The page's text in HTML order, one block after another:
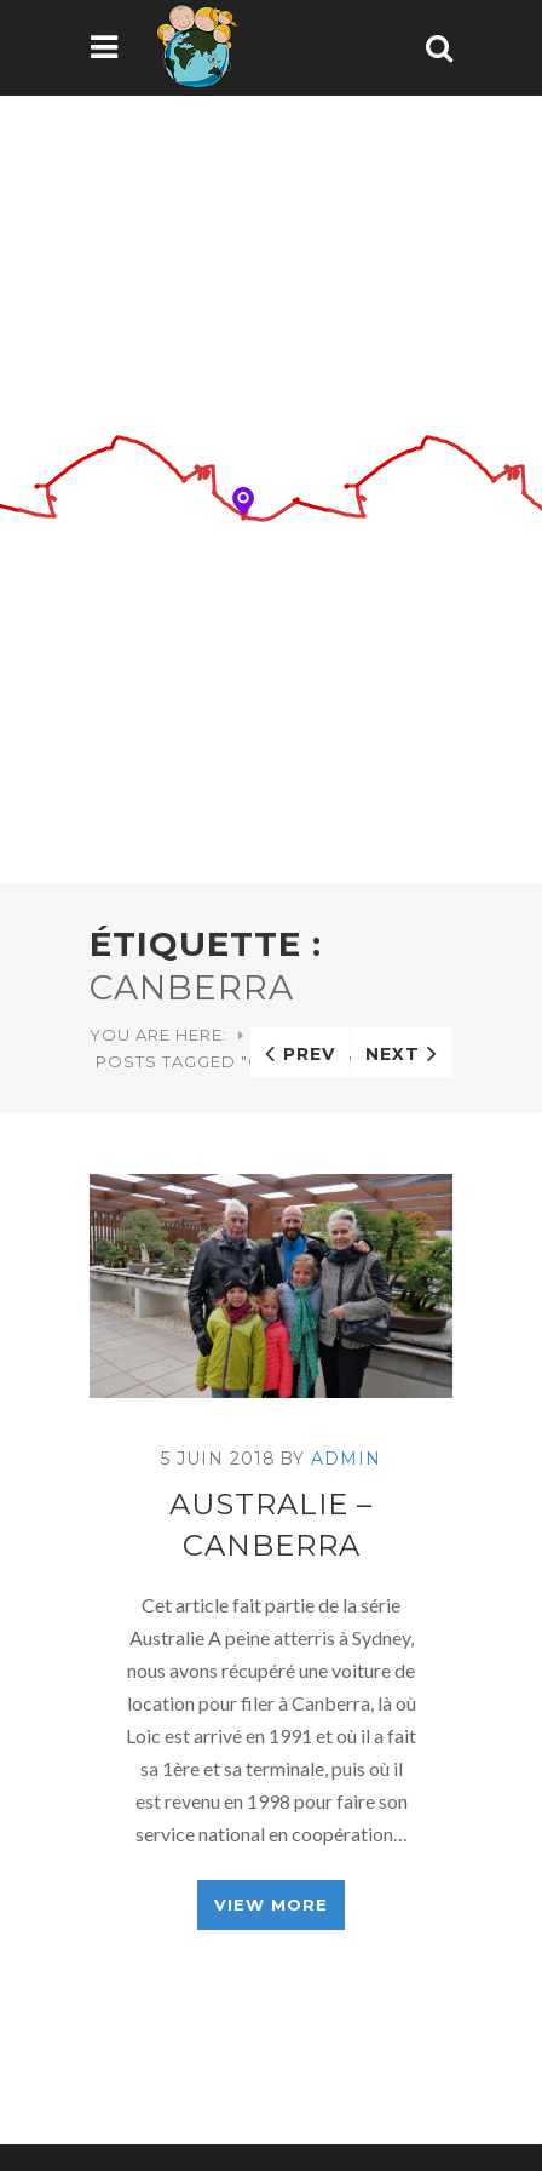
ÉTIQUETTE :
CANBERRA
YOU ARE HERE:
POSTS TAGGED "CANBERRA"
PREV NEXT
5 JUIN 2018 BY ADMIN
AUSTRALIE –
CANBERRA
Cet article fait partie de la série
Australie A peine atterris à Sydney,
nous avons récupéré une voiture de
location pour filer à Canberra, là où
Loic est arrivé en 1991 et où il a fait
sa 1ère et sa terminale, puis où il
est revenu en 1998 pour faire son
service national en coopération…
VIEW MORE